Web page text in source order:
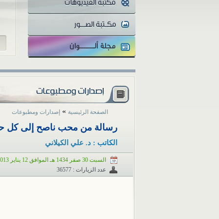
الصفحة الرئيسية » إصدارات ومطبوعات
رسالة من محب ناصح إلى كل
الكاتب : د. علي الكيلاني
السبت 30 صفر 1434 هـ الموافق 12 يناير 2013 م
عدد الزيارات : 36577